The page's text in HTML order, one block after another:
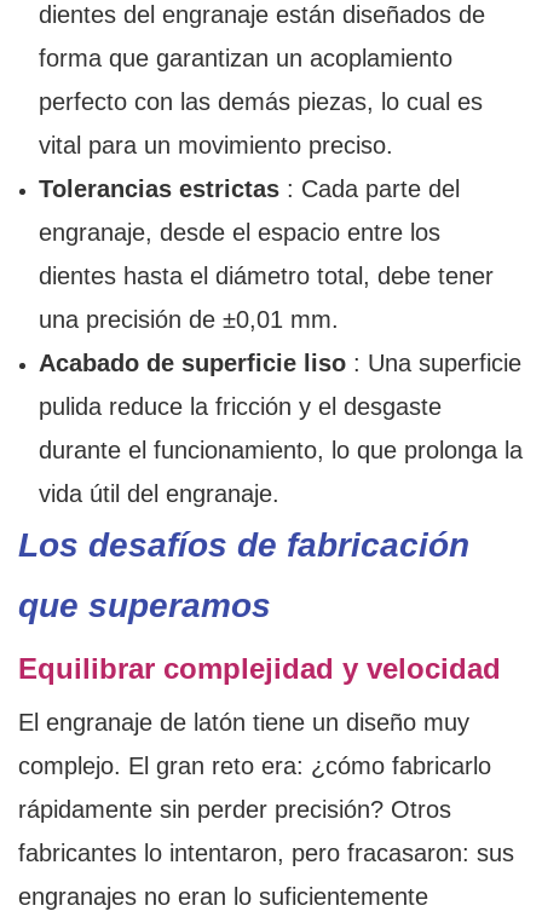
dientes del engranaje están diseñados de
forma que garantizan un acoplamiento
perfecto con las demás piezas, lo cual es
vital para un movimiento preciso.
Tolerancias estrictas: Cada parte del
engranaje, desde el espacio entre los
dientes hasta el diámetro total, debe tener
una precisión de ±0,01 mm.
Acabado de superficie liso: Una superficie
pulida reduce la fricción y el desgaste
durante el funcionamiento, lo que prolonga la
vida útil del engranaje.
Los desafíos de fabricación
que superamos
Equilibrar complejidad y velocidad
El engranaje de latón tiene un diseño muy
complejo. El gran reto era: ¿cómo fabricarlo
rápidamente sin perder precisión? Otros
fabricantes lo intentaron, pero fracasaron: sus
engranajes no eran lo suficientemente